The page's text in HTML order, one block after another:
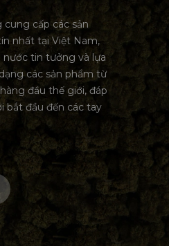
cung cấp các sản
nhất tại Việt Nam,
tin tưởng và lựa
các sản phẩm từ
đầu thế giới, đáp
bắt đầu đến các tay